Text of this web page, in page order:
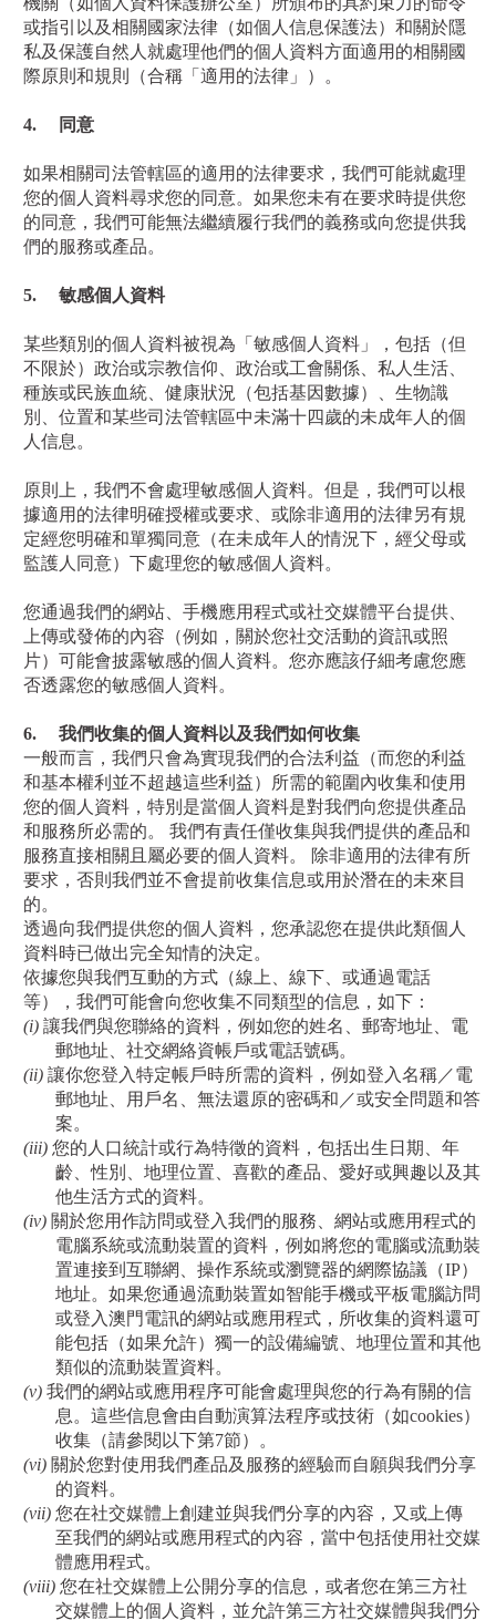
或指引以及相關國家法律（如個人信息保護法）和關於隱
私及保護自然人 就處理他們的個人資料方面適用的相關國
際原則和規則
（合稱「適用的法律」）。
4. 同意
如果相關司法管轄區的適用的法律要求，我們可能就處理
您的個人資料尋求您的同意。如果您未有在要求時提供您
的同意，我們可能無法繼續履行我們的義務或向您提供我
們的服務或產品。
5. 敏感個人資料
某些類別的個人資料被視為「敏感個人資料」，包括（但
不限於）政治或宗教信仰、政治或工會關係、私人生活、
種族或民族血統、健康狀況（包括基因數據）、生物識
別、位置和某些司法管轄區中未滿十四歲的未成年人的個
人信息。
原則上，我們不會處理敏感個人資料。但是，我們可以根
據適用的法律明確授權或要求、或除非適用的法律另有規
定經您明確和單獨同意（在未成年人的情況下，經父母或
監護人同意）下處理您的敏感個人資料。
您通過我們的網站、手機應用程式或社交媒體平台提供、
上傳或發佈的內容（例如，關於您社交活動的資訊或照
片）可能會披露敏感的個人資料。您亦應該仔細考慮您應
否透露您的敏感個人資料。
6.
我們收集的個人資料以及我們如何收集
一般而言，我們只會為實現我們的合法利益（而您的利益
和基本權利並不超越這些利益）所需的範圍內收集和使用
您的個人資料，特別是當個人資料是對我們向您提供產品
和服務所必需的。 我們有責任僅收集與我們提供的產品和
服務直接相關且屬必要的個人資料。 除非適用的法律有所
要求，否則我們並不會提前收集信息或用於潛在的未來目
的。
透過向我們提供您的個人資料，您承認您在提供此類個人
資料時已做出完全知情的決定。
依據您與我們互動的方式（線上、線下、或通過電話
等），我們可能會向您收集不同類型的信息，如下：
(i) 讓我們與您聯絡的資料，例如您的姓名、郵寄地址、電
郵地址、社交網絡資帳戶或電話號碼。
(ii) 讓你您登入特定帳戶時所需的資料，例如登入名稱／電
郵地址、用戶名、無法還原的密碼和／或安全問題和答
案。
(iii) 您的人口統計或行為特徵的資料，包括出生日期、年
齡、性別、地理位置、喜歡的產品、愛好或興趣以及其
他生活方式的資料。
(iv) 關於您用作訪問或登入我們的服務、網站或應用程式的
電腦系統或流動裝置的資料，例如將您的電腦或流動裝
置連接到互聯網、操作系統或瀏覽器的網際協議（IP）
地址。如果您通過流動裝置如智能手機或平板電腦訪問
或登入澳門電訊的網站或應用程式，所收集的資料還可
能包括（如果允許）獨一的設備編號、地理位置和其他
類似的流動裝置資料。
(v) 我們的網站或應用程序可能會處理與您的行為有關的信
息。這些信息會由自動演算法程序或技術（如cookies）
收集（請參閱以下第7節）。
(vi) 關於您對使用我們產品及服務的經驗而自願與我們分享
的資料。
(vii) 您在社交媒體上創建並與我們分享的內容，又或上傳
至我們的網站或應用程式的內容，當中包括使用社交媒
體應用程式。
(viii) 您在社交媒體上公開分享的信息，或者您在第三方社
交媒體上的個人資料，並允許第三方社交媒體與我們分